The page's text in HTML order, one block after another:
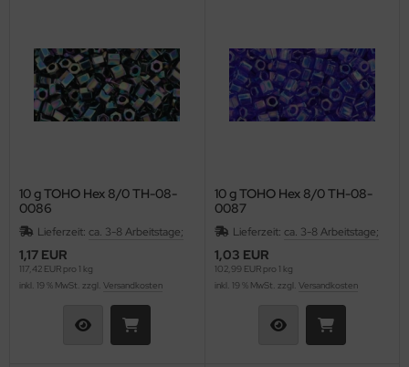
10 g TOHO Hex 8/0 TH-08-
0086
Lieferzeit: ca. 3-8 Arbeitstage;
1,17 EUR
117,42 EUR pro 1 kg
inkl. 19 % MwSt. zzgl. Versandkosten
10 g TOHO Hex 8/0 TH-08-
0087
Lieferzeit: ca. 3-8 Arbeitstage;
1,03 EUR
102,99 EUR pro 1 kg
inkl. 19 % MwSt. zzgl. Versandkosten